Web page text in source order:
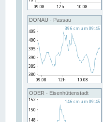
DONAU - Passau
ODER - Eisenhüttenstadt